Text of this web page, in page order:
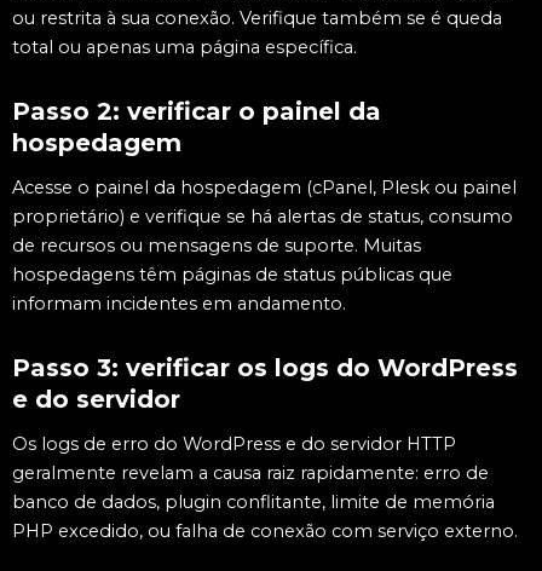
ou restrita à sua conexão. Verifique também se é queda
total ou apenas uma página específica.
Passo 2: verificar o painel da
hospedagem
Acesse o painel da hospedagem (cPanel, Plesk ou painel
proprietário) e verifique se há alertas de status, consumo
de recursos ou mensagens de suporte. Muitas
hospedagens têm páginas de status públicas que
informam incidentes em andamento.
Passo 3: verificar os logs do WordPress
e do servidor
Os logs de erro do WordPress e do servidor HTTP
geralmente revelam a causa raiz rapidamente: erro de
banco de dados, plugin conflitante, limite de memória
PHP excedido, ou falha de conexão com serviço externo.